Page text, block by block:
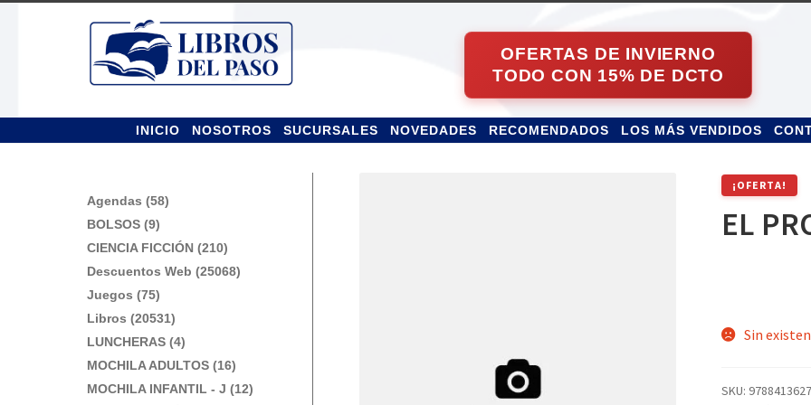
Ir
la
navegación
Ir
contenido
INICIO NOSOTROS SUCURSALES NOVEDADES RECOMENDADOS LOS MÁS VENDIDOS
¡OFERTA!
EL
Sin
SKU:
Agendas (58)
BOLSOS (9)
CIENCIA FICCIÓN (210)
Descuentos Web (25068)
Juegos (75)
Libros (20531)
LUNCHERAS (4)
MOCHILA ADULTOS (16)
MOCHILA INFANTIL - J (12)